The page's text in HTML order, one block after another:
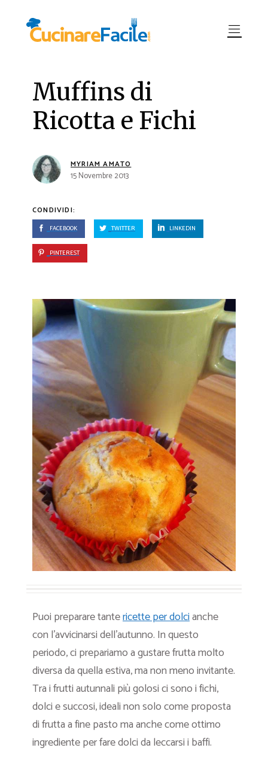
Muffins di
Ricotta e Fichi
MYRIAM AMATO
15 Novembre 2013
CONDIVIDI:
FACEBOOK TWITTER LINKEDIN
PINTEREST
Puoi preparare tantericette per dolcianche
con l’avvicinarsi dell’autunno. In questo
periodo, ci prepariamo a gustare frutta molto
diversa da quella estiva, ma non meno invitante.
Tra i frutti autunnali più golosi ci sono i fichi,
dolci e succosi, ideali non solo come proposta
di frutta a fine pasto ma anche come ottimo
ingrediente per fare dolci da leccarsi i baffi.